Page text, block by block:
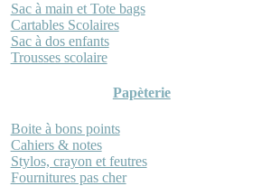
Sac à main et Tote bags
Cartables Scolaires
Sac à dos enfants
Trousses scolaire
Papèterie
Boite à bons points
Cahiers & notes
Stylos, crayon et feutres
Fournitures pas cher